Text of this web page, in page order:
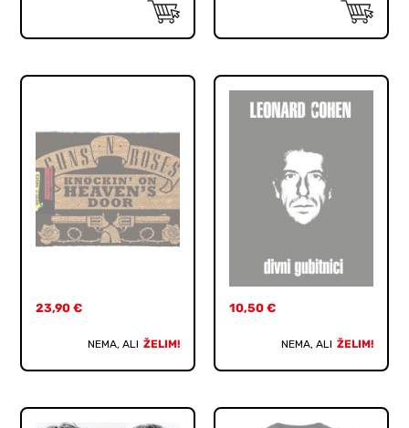
23,90€
NEMA, ALI ŽELIM!
10,50 €
NEMA, ALI ŽELIM!